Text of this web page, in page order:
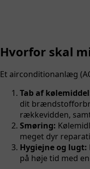
Hvorfor skal
Et airconditionanlæg
Tab af
dit
rækkevidden,
Smøring:
meget dyr
Hygiejne og lugt:
på høje tid med